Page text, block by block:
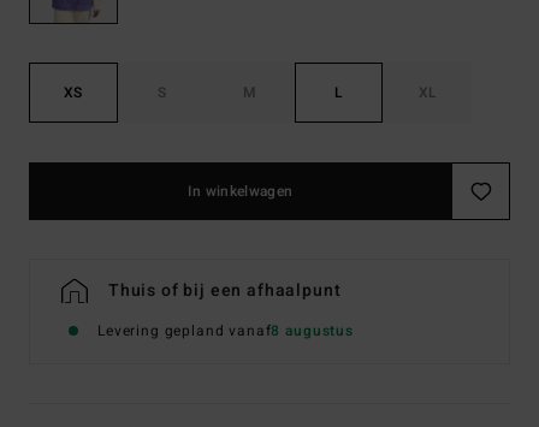
XS S M L XL
In winkelwagen
Thuis of bij een afhaalpunt
Levering gepland vanaf8 augustus